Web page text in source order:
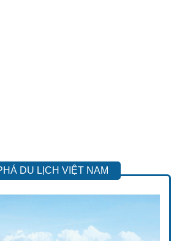
DU LỊCH VIỆT NAM